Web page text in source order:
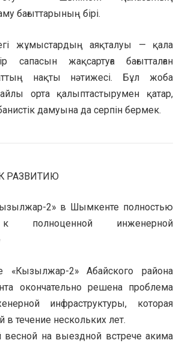
бағыттарының бірі.
жұмыстардың аяқталуы — қала
сапасын жақсартуға бағытталған
нақты нәтижесі. Бұл жоба
орта қалыптастырумен қатар,
дамуына да серпін бермек.
РАЗВИТИЮ
2» в Шымкенте полностью
полноценной инженерной
«Кызылжар-2» Абайского района
окончательно решена проблема
инфраструктуры, которая
в течение нескольких лет.
весной на выездной встрече акима